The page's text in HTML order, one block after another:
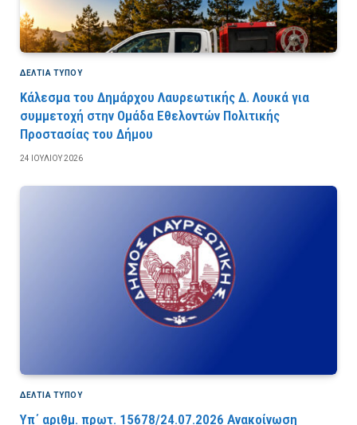
ΔΕΛΤΙΑ ΤΥΠΟΥ
Κάλεσμα του Δημάρχου Λαυρεωτικής Δ. Λουκά για
συμμετοχή στην Ομάδα Εθελοντών Πολιτικής
Προστασίας του Δήμου
24 ΙΟΥΛΊΟΥ 2026
ΔΕΛΤΙΑ ΤΥΠΟΥ
Υπ΄ αριθμ. πρωτ. 15678/24.07.2026 Ανακοίνωση